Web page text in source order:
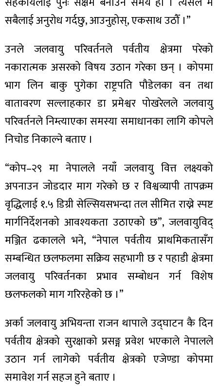
सबैलाई अनुरोध गर्दछु, आउनुहोस्, एकसाथ उठौँ ।”
उनले जलवायु परिवर्तनले पर्वतीय क्षेत्रमा परेको
नकारात्मक असरको विषय उठान गरेका छन् । कोपमा
भाग लिन बाकु पुगेका राष्ट्रपति पौडेलका वन तथा
वातावरण सल्लाहकार डा प्रमेश्वर पोखरेलले जलवायु
परिवर्तनले निम्त्याएका समस्या समाधानका लागि कोपले
निचोड निकाल्ने बताए ।
“कोप–२९ मा नेपालले नयाँ जलवायु वित्त लक्ष्यको
अपनाउन जोडदार माग गरेको छ र विश्वव्यापी तापक्रम
वृद्धिलाई १.५ डिग्री सेल्सियसभन्दा तल सीमित राख्ने स्पष्ट
मार्गनिर्देशनको आवश्यकता उठाएको छ”, जलवायुविद्
मञ्जित ढकालले भने, “नेपाल पर्वतीय प्राथमिकतासँग
सम्बन्धित छलफलमा सक्रिय सहभागी छ र पहाडी क्षेत्रमा
जलवायु परिवर्तनका प्रभाव सम्बोधन गर्न विशेष
छलफलको माग गरिरहेको छ ।”
अर्का जलवायु अभियन्ता राजन थापाले उद्घाटन कै दिन
पर्वतीय क्षेत्रको सुरक्षाको प्रसङ्ग प्रवेश भएकाले नेपालले
उठान गर्न लागेको पर्वतीय क्षेत्रको एजेण्डा कोपमा
समावेश गर्न सहज हुने बताए ।